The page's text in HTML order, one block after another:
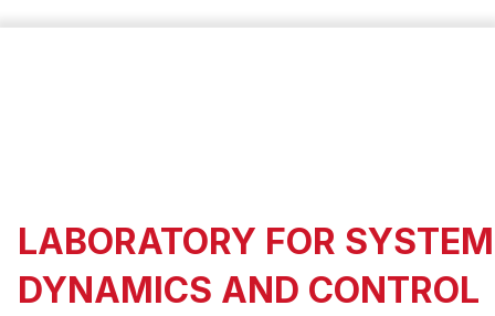
LABORATORY FOR SYSTEM
DYNAMICS AND CONTROL